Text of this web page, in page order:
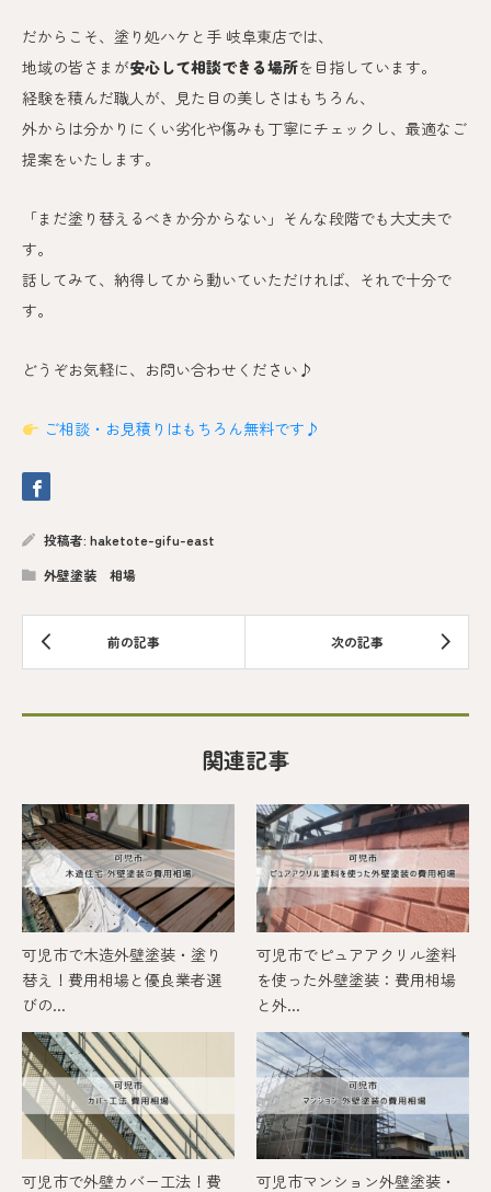
だからこそ、塗り処ハケと手 岐阜東店では、
地域の皆さまが安心して相談できる場所を目指しています。
経験を積んだ職人が、見た目の美しさはもちろん、
外からは分かりにくい劣化や傷みも丁寧にチェックし、最適なご
提案をいたします。
「まだ塗り替えるべきか分からない」そんな段階でも大丈夫で
す。
話してみて、納得してから動いていただければ、それで十分で
す。
どうぞお気軽に、お問い合わせください♪
ご相談・お見積りはもちろん無料です♪
投稿者: haketote-gifu-east
外壁塗装 相場
関連記事
可児市で木造外壁塗装・塗り
替え！費用相場と優良業者選
びの...
可児市でピュアアクリル塗料
を使った外壁塗装：費用相場
と外...
可児市で外壁カバー工法！費
可児市マンション外壁塗装・